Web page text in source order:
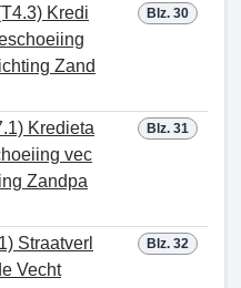
Blz. 30
Kredi
Zand
Blz. 31
Kredieta
vec
Zandpa
Blz. 32
Straatverl
Vecht